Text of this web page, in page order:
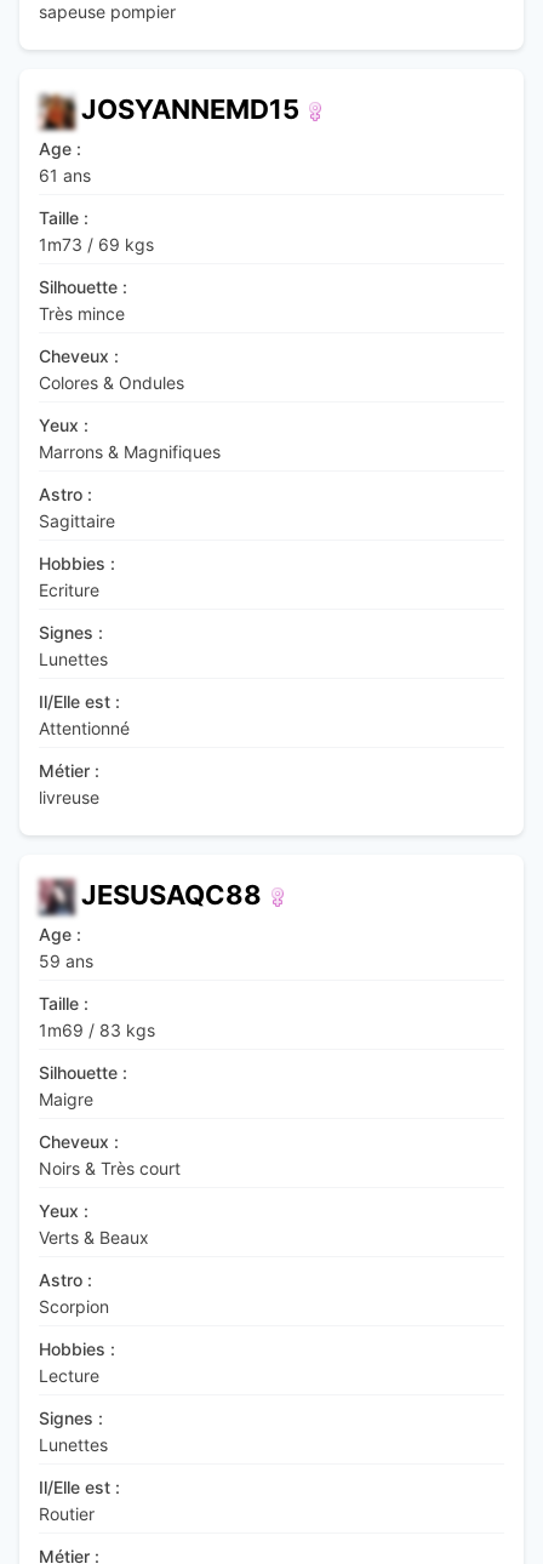
sapeuse pompier
JOSYANNEMD15
Age :
61 ans
Taille :
1m73 / 69 kgs
Silhouette :
Très mince
Cheveux :
Colores & Ondules
Yeux :
Marrons & Magnifiques
Astro :
Sagittaire
Hobbies :
Ecriture
Signes :
Lunettes
Il/Elle est :
Attentionné
Métier :
livreuse
JESUSAQC88
Age :
59 ans
Taille :
1m69 / 83 kgs
Silhouette :
Maigre
Cheveux :
Noirs & Très court
Yeux :
Verts & Beaux
Astro :
Scorpion
Hobbies :
Lecture
Signes :
Lunettes
Il/Elle est :
Routier
Métier :